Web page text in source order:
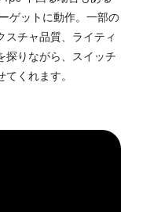
ゲットに動作。一部の
スチャ品質、ライティ
探りながら、スイッチ
くれます。